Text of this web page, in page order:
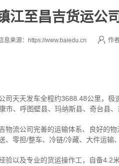
江至昌吉货运公司
息来源：https://www.baiedu.cn 作
司天天发车全程约3688.48公里， 极
、呼图壁县、玛纳斯县、奇台县、
物流公司完善的运输体系、良好的
、零担/整车、冷链/冷藏、大件运输
验以及专业的货运操作工，自备4.2